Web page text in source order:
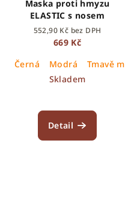
Maska proti hmyzu
ELASTIC s nosem
552,90 Kč bez DPH
669 Kč
Černá
Modrá Tmavě modrá
Skladem
Detail